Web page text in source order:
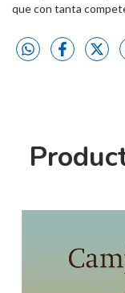
que con tanta